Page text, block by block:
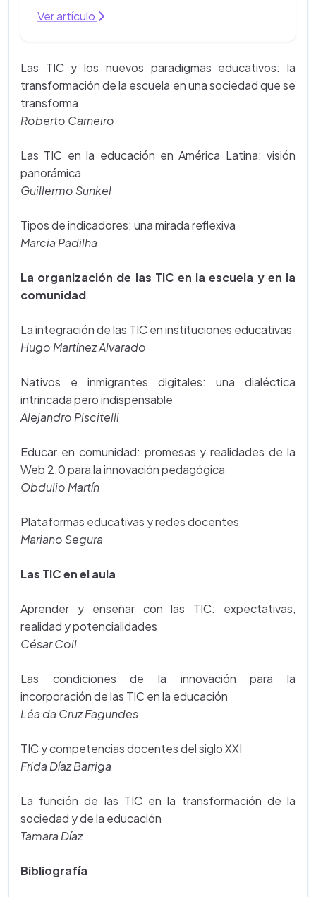
Ver artículo
Las TIC y los nuevos paradigmas educativos: la
transformación de la escuela en una sociedad que se
transforma
Roberto Carneiro
Las TIC en la educación en América Latina: visión
panorámica
Guillermo Sunkel
Tipos de indicadores: una mirada reflexiva
Marcia Padilha
La organización de las TIC en la escuela y en la
comunidad
La integración de las TIC en instituciones educativas
Hugo Martínez Alvarado
Nativos e inmigrantes digitales: una dialéctica
intrincada pero indispensable
Alejandro Piscitelli
Educar en comunidad: promesas y realidades de la
Web 2.0 para la innovación pedagógica
Obdulio Martín
Plataformas educativas y redes docentes
Mariano Segura
Las TIC en el aula
Aprender y enseñar con las TIC: expectativas,
realidad y potencialidades
César Coll
Las condiciones de la innovación para la
incorporación de las TIC en la educación
Léa da Cruz Fagundes
TIC y competencias docentes del siglo XXI
Frida Díaz Barriga
La función de las TIC en la transformación de la
sociedad y de la educación
Tamara Díaz
Bibliografía